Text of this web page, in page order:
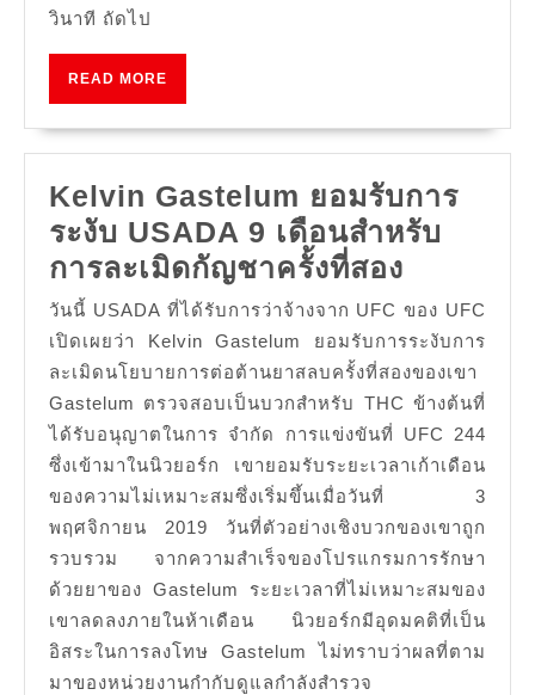
วินาที ถัดไป
READ MORE
Kelvin Gastelum ยอมรับการ
ระงับ USADA 9 เดือนสำหรับ
การละเมิดกัญชาครั้งที่สอง
ยอมรับ
การ
ระงับ
USADA
9
เดือน
สำหรับ
การ
ละเมิด
กัญชา
วันนี้ USADA ที่ได้รับการว่าจ้างจาก UFC ของ UFC
เปิดเผยว่า Kelvin Gastelum ยอมรับการระงับการ
ละเมิดนโยบายการต่อต้านยาสลบครั้งที่สองของเขา
Gastelum ตรวจสอบเป็นบวกสำหรับ THC ข้างต้นที่
ได้รับอนุญาตในการ จำกัด การแข่งขันที่ UFC 244
ซึ่งเข้ามาในนิวยอร์ก เขายอมรับระยะเวลาเก้าเดือน
ของความไม่เหมาะสมซึ่งเริ่มขึ้นเมื่อวันที่ 3
พฤศจิกายน 2019 วันที่ตัวอย่างเชิงบวกของเขาถูก
รวบรวม จากความสำเร็จของโปรแกรมการรักษา
ด้วยยาของ Gastelum ระยะเวลาที่ไม่เหมาะสมของ
เขาลดลงภายในห้าเดือน นิวยอร์กมีอุดมคติที่เป็น
อิสระในการลงโทษ Gastelum ไม่ทราบว่าผลที่ตาม
มาของหน่วยงานกำกับดูแลกำลังสำรวจ